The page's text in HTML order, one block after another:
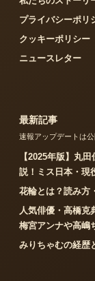
プライバシーポリ
クッキーポリシー
ニュースレター
最新記事
速報アップデートは
【2025年版】丸
説！ミス日本・現
花輪とは？読み方
人気俳優・高橋克
梅宮アンナや高嶋
みりちゃむの経歴